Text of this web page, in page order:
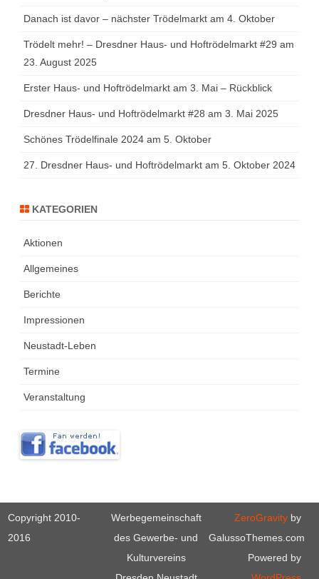
Danach ist davor – nächster Trödelmarkt am 4. Oktober
Trödelt mehr! – Dresdner Haus- und Hoftrödelmarkt #29 am
23. August 2025
Erster Haus- und Hoftrödelmarkt am 3. Mai – Rückblick
Dresdner Haus- und Hoftrödelmarkt #28 am 3. Mai 2025
Schönes Trödelfinale 2024 am 5. Oktober
27. Dresdner Haus- und Hoftrödelmarkt am 5. Oktober 2024
KATEGORIEN
Aktionen
Allgemeines
Berichte
Impressionen
Neustadt-Leben
Termine
Veranstaltung
Copyright 2010-
2016
Werbegemeinschaft
des Gewerbe- und
Kulturvereins
ZeroGravityby
GalussoThemes.com
Powered by